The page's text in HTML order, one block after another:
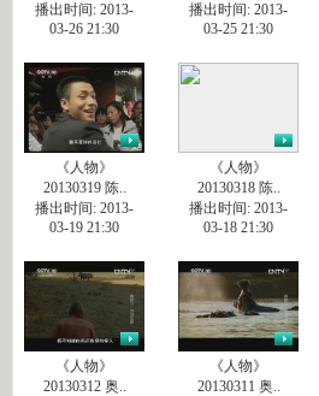
播出时间: 2013-
03-26 21:30
播出时间: 2013-
03-25 21:30
《人物》
20130319 陈..
播出时间: 2013-
03-19 21:30
《人物》
20130318 陈..
播出时间: 2013-
03-18 21:30
《人物》
20130312 奥..
《人物》
20130311 奥..